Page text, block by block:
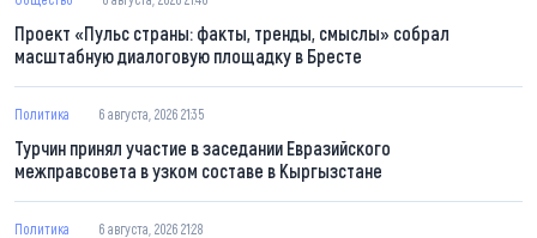
Проект «Пульс страны: факты, тренды, смыслы» собрал
масштабную диалоговую площадку в Бресте
Политика 6 августа, 2026 21:35
Турчин принял участие в заседании Евразийского
межправсовета в узком составе в Кыргызстане
Политика 6 августа, 2026 21:28